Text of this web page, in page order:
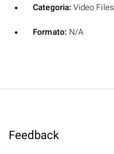
Categoria: Video Files
Formato: N/A
Feedback